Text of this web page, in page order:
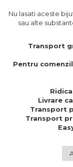
Decoratiuni
Genti si
piele naturala
Cadouri de Paste
Produse
nunti si botezuri
Martisoare
Cadouri
Cadouri pentru
Cadouri pentru
Nu lasati aceste
sau alte
Transport
Pentru
Livrare
Transport
Transport